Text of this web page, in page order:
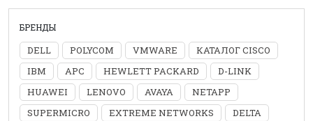
БРЕНДЫ
DELL POLYCOM VMWARE
КАТАЛОГ CISCO
IBM
APC HEWLETT PACKARD
D-LINK
HUAWEI
LENOVO AVAYA
NETAPP
SUPERMICRO
EXTREME NETWORKS
DELTA